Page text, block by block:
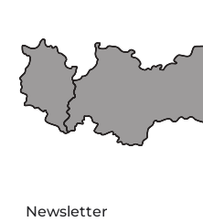
Newsletter